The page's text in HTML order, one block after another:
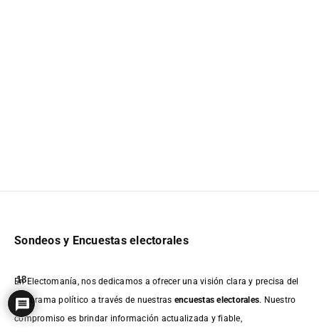
Sondeos y Encuestas electorales
En Electomanía, nos dedicamos a ofrecer una visión clara y precisa del
panorama político a través de nuestras encuestas electorales. Nuestro
compromiso es brindar información actualizada y fiable,
18